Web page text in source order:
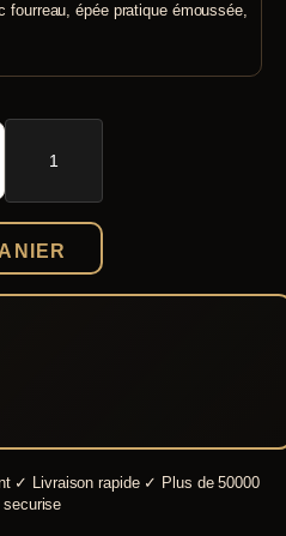
fourreau, épée pratique émoussée,
quantité
bâtarde
avec
fourreau
SK-
✓ Livraison rapide ✓ Plus de 50000
securise